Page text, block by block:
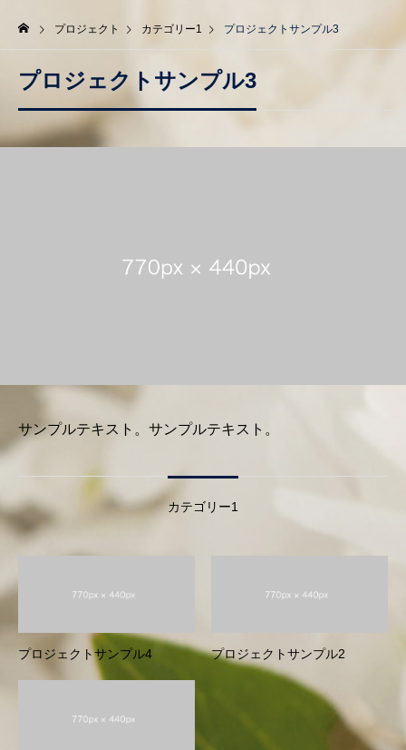
プロジェクト カテゴリー1 プロジェクトサンプル3
プロジェクトサンプル3
サンプルテキスト。サンプルテキスト。
カテゴリー1
プロジェクトサンプル4 プロジェクトサンプル2